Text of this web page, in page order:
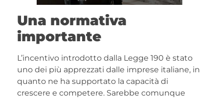
Una normativa
importante
L’incentivo introdotto dalla Legge 190 è stato
uno dei più apprezzati dalle imprese italiane, in
quanto ne ha supportato la capacità di
crescere e competere. Sarebbe comunque